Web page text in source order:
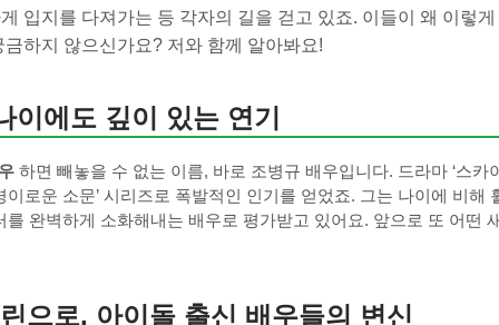
입지를 다져가는 등 각자의 길을 걷고 있죠. 이들이 왜 이렇
하지 않으신가요? 저와 함께 알아봐요!
이에도 깊이 있는 연기
하면 빼놓을 수 없는 이름, 바로 조병규 배우입니다. 드라마 ‘스카
이로운 소문’ 시리즈로 폭발적인 인기를 얻었죠. 그는 나이에 비해
를 완벽하게 소화해내는 배우로 평가받고 있어요. 앞으로 또 어떤
으로, 아이돌 출신 배우들의 변신